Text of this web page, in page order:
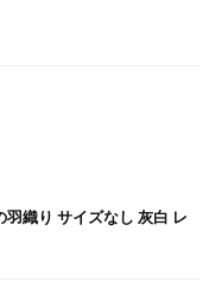
織り サイズなし 灰白 レ